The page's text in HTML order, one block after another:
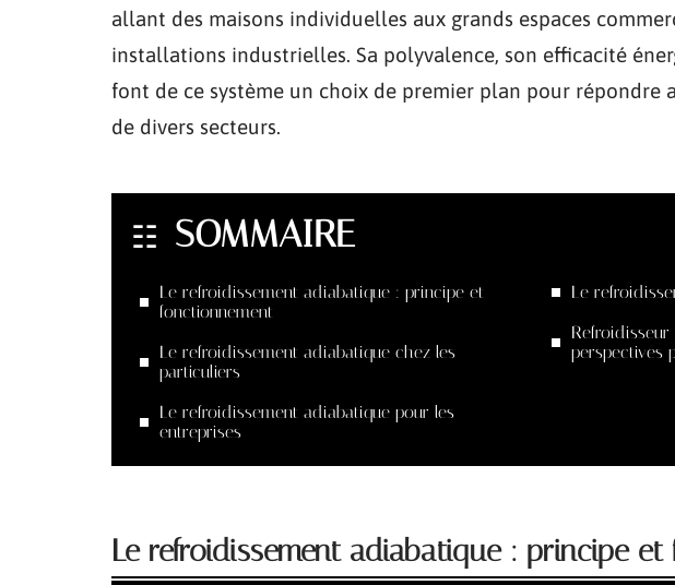
allant des maisons individuelles aux grands espaces
installations industrielles. Sa polyvalence, son efficacité
font de ce système un choix de premier plan pour répondre
de divers secteurs.
SOMMAIRE
Le refroidissement adiabatique : principe et
fonctionnement
Le refroidissement adiabatique chez les
particuliers
Le refroidissement adiabatique pour les
entreprises
Le
perspectives
Le refroidissement adiabatique : principe et